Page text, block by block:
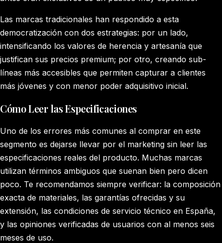
Las marcas tradicionales han respondido a esta
democratización con dos estrategias: por un lado,
intensificando los valores de herencia y artesanía que
justifican sus precios premium; por otro, creando sub-
líneas más accesibles que permiten capturar a clientes
más jóvenes y con menor poder adquisitivo inicial.
Cómo Leer las Especificaciones
Uno de los errores más comunes al comprar en este
segmento es dejarse llevar por el marketing sin leer las
especificaciones reales del producto. Muchas marcas
utilizan términos ambiguos que suenan bien pero dicen
poco. Te recomendamos siempre verificar: la composición
exacta de materiales, las garantías ofrecidas y su
extensión, las condiciones de servicio técnico en España,
y las opiniones verificadas de usuarios con al menos seis
meses de uso.